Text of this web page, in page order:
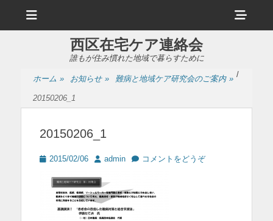
ュ
ヘ
ッ
イ
西区在宅ケア連絡会
誰もが住み慣れた地域で暮らすために
ホーム » お知らせ » /
難病と地域ケア研究会のご案内 »
20150206_1
20150206_1
投 2015/02/06
投
者
admin コメントをどうぞ